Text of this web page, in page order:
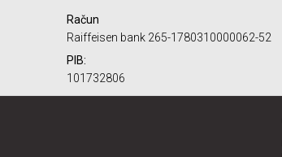
Račun
Raiffeisen bank 265-1780310000062-52
PIB:
101732806